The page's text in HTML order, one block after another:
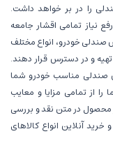
را در بر خواهد داشت.
نیاز تمامی اقشار جامعه
صندلی خودرو، انواع مختلف
و در دسترس قرار دهند.
صندلی مناسب خودرو شما
از تمامی مزایا و معایب
در متن نقد و بررسی
آنلاین انواع کالاهای